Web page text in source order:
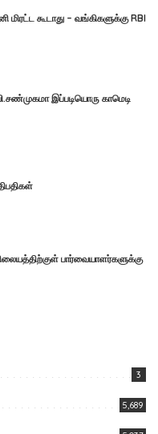
கூடாது – வங்கிகளுக்கு RBI
இப்படியொரு காமெடி
பார்வையாளர்களுக்கு
3
5,689